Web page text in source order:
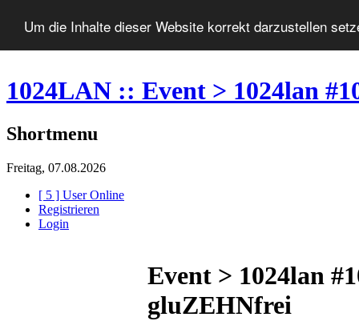
Um die Inhalte dieser Website korrekt darzustellen
1024LAN :: Event > 1024lan
Shortmenu
Freitag, 07.08.2026
[ 5 ] User Online
Registrieren
Login
Event > 1024lan
gluZEHNfrei